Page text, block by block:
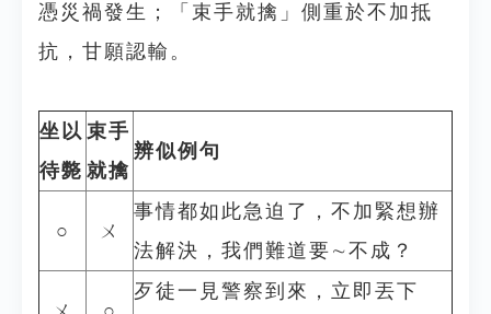
憑災禍發生；「束手就擒」側重於不加抵
抗，甘願認輸。
坐以
待斃
束手
就擒
辨似例句
○ ㄨ
事情都如此急迫了，不加緊想辦
法解決，我們難道要∼不成？
歹徒一見警察到來，立即丟下